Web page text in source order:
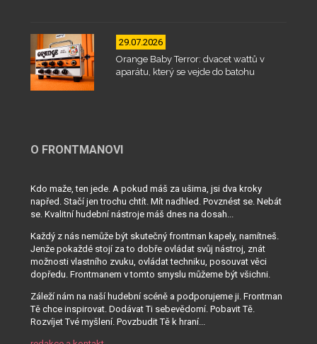
29.07.2026
Orange Baby Terror: dvacet wattů v
aparátu, který se vejde do batohu
O FRONTMANOVI
Kdo maže, ten jede. A pokud máš za ušima, jsi dva kroky
napřed. Stačí jen trochu chtít. Mít nadhled. Povznést se. Nebát
se. Kvalitní hudební nástroje máš dnes na dosah...
Každý z nás nemůže být skutečný frontman kapely, namítneš.
Jenže pokaždé stojí za to dobře ovládat svůj nástroj, znát
možnosti vlastního zvuku, ovládat techniku, posouvat věci
dopředu. Frontmanem v tomto smyslu můžeme být všichni.
Záleží nám na naší hudební scéně a podporujeme ji. Frontman
Tě chce inspirovat. Dodávat Ti sebevědomí. Pobavit Tě.
Rozvíjet Tvé myšlení. Povzbudit Tě k hraní...